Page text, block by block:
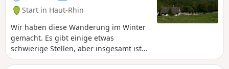
Start in Haut-Rhin
Wir haben diese Wanderung im Winter
gemacht. Es gibt einige etwas
schwierige Stellen, aber insgesamt ist
es eine schöne Wanderung.